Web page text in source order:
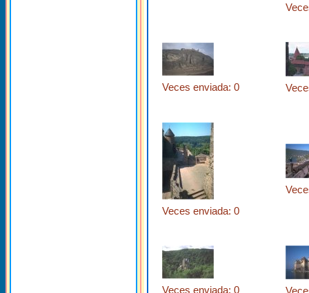
Veces enviada: 0
Veces enviada: 0
Veces enviada: 0